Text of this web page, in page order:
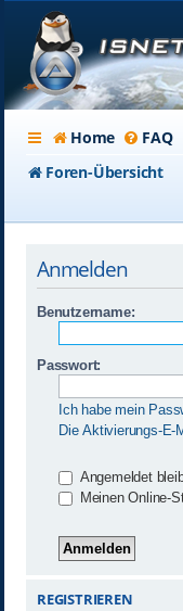
Home FAQ
Foren-Übersicht
Anmelden
Benutzername:
Passwort:
Ich habe mein
Die Aktivierungs-E-
Angemeldet
Meinen Online-
REGISTRIEREN